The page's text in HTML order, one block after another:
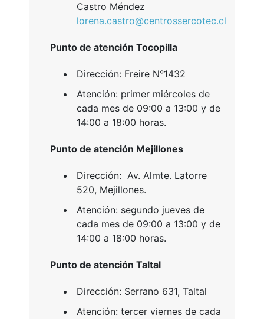
Castro Méndez
lorena.castro@centrossercotec.cl
Punto de atención Tocopilla
Dirección: Freire N°1432
Atención: primer miércoles de
cada mes de 09:00 a 13:00 y de
14:00 a 18:00 horas.
Punto de atención Mejillones
Dirección: Av. Almte. Latorre
520, Mejillones.
Atención: segundo jueves de
cada mes de 09:00 a 13:00 y de
14:00 a 18:00 horas.
Punto de atención Taltal
Dirección: Serrano 631, Taltal
Atención: tercer viernes de cada